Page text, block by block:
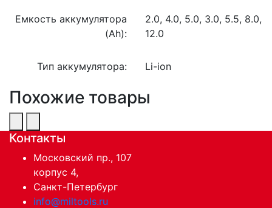
Емкость аккумулятора
(Ah):
2.0, 4.0, 5.0, 3.0, 5.5, 8.0,
12.0
Тип аккумулятора: Li-ion
Похожие товары
Контакты
Московский пр., 107
корпус 4,
Санкт-Петербург
info@miltools.ru